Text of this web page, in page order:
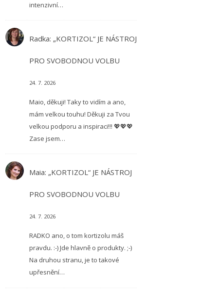
intenzivní…
Radka: „KORTIZOL“ JE NÁSTROJ
PRO SVOBODNOU VOLBU
24. 7. 2026
Maio, děkuji! Taky to vidím a ano,
mám velkou touhu! Děkuji za Tvou
velkou podporu a inspiraci!!! 💖💖💖
Zase jsem…
Maia: „KORTIZOL“ JE NÁSTROJ
PRO SVOBODNOU VOLBU
24. 7. 2026
RADKO ano, o tom kortizolu máš
pravdu. :-) Jde hlavně o produkty. ;-)
Na druhou stranu, je to takové
upřesnění…